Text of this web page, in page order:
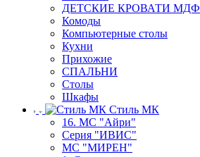
ДЕТСКИЕ КРОВАТИ МДФ
Комоды
Компьютерные столы
Кухни
Прихожие
СПАЛЬНИ
Столы
Шкафы
Стиль МК
16. МС "Айри"
Серия "ИВИС"
МС "МИРЕН"